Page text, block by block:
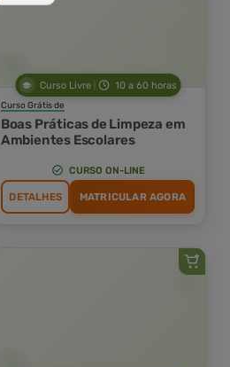
Curso Livre 10 a 60 horas
Curso Grátis de
Boas Práticas de Limpeza em
Ambientes Escolares
CURSO ON-LINE
DETALHES MATRICULAR AGORA